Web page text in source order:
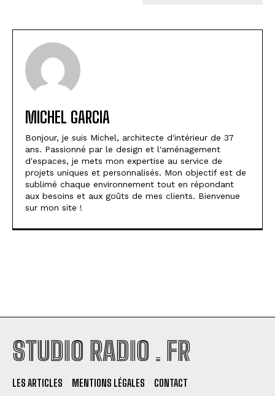
MICHEL GARCIA
Bonjour, je suis Michel, architecte d'intérieur de 37
ans. Passionné par le design et l'aménagement
d'espaces, je mets mon expertise au service de
projets uniques et personnalisés. Mon objectif est de
sublimé chaque environnement tout en répondant
aux besoins et aux goûts de mes clients. Bienvenue
sur mon site !
STUDIO RADIO . FR
LES ARTICLES MENTIONS LÉGALES CONTACT